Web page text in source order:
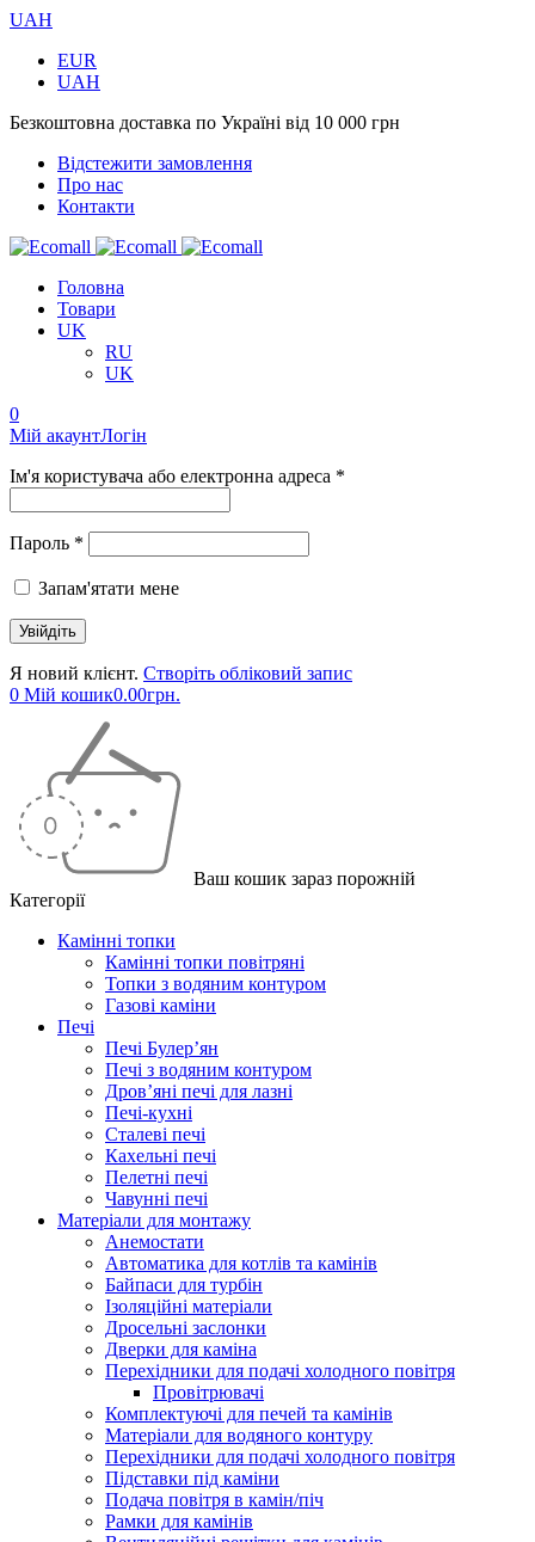
UAH
EUR
UAH
Безкоштовна доставка по Україні від 10 000 грн
Відстежити замовлення
Про нас
Контакти
Головна
Товари
UK
RU
UK
0
Мій акаунтЛогін
Ім'я користувача або електронна адреса *
Пароль *
Запам'ятати мене
Я новий клієнт. Створіть обліковий запис
0 Мій кошик0.00грн.
Ваш кошик зараз порожній
Категорії
Камінні топки
Камінні топки повітряні
Топки з водяним контуром
Газові каміни
Печі
Печі Булер’ян
Печі з водяним контуром
Дров’яні печі для лазні
Печі-кухні
Сталеві печі
Кахельні печі
Пелетні печі
Чавунні печі
Матеріали для монтажу
Анемостати
Автоматика для котлів та камінів
Байпаси для турбін
Ізоляційні матеріали
Дросельні заслонки
Дверки для каміна
Перехідники для подачі холодного повітря
Провітрювачі
Комплектуючі для печей та камінів
Матеріали для водяного контуру
Перехідники для подачі холодного повітря
Підставки під каміни
Подача повітря в камін/піч
Рамки для камінів